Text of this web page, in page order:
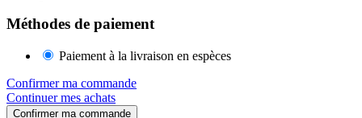
Méthodes de paiement
Paiement à la livraison en espèces
Confirmer ma commande
Continuer mes achats
Confirmer ma commande